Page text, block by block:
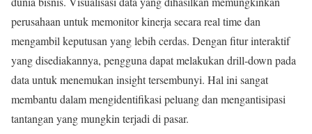
perusahaan untuk memonitor kinerja secara real time dan
mengambil keputusan yang lebih cerdas. Dengan fitur interaktif
yang disediakannya, pengguna dapat melakukan drill-down pada
data untuk menemukan insight tersembunyi. Hal ini sangat
membantu dalam mengidentifikasi peluang dan mengantisipasi
tantangan yang mungkin terjadi di pasar.